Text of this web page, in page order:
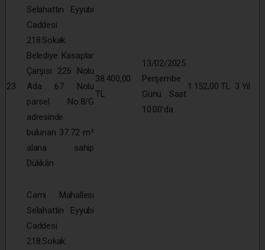
23
Selahattin Eyyubi
Caddesi
218.Sokak
Belediye Kasaplar
Çarşısı 226 Nolu
Ada 67 Nolu
parsel No:8/G
adresinde
bulunan 37.72 m²
alana sahip
Dükkân
38.400,00
TL
13/02/2025
Perşembe
Günü Saat
10:00’da
1.152,00 TL 3 Yıl
Cami Mahallesi
Selahattin Eyyubi
Caddesi
218.Sokak